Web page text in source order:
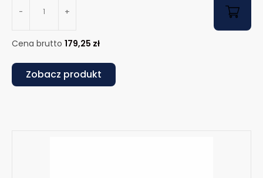
- +
Cena brutto 179,25 zł
Zobacz produkt